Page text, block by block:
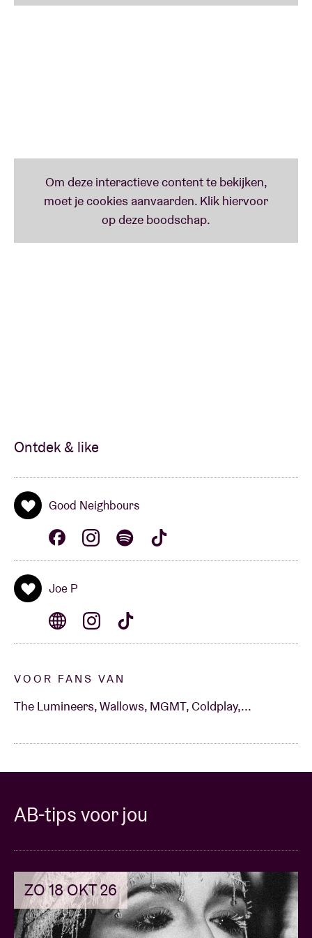
Ontdek & like
Good Neighbours
Joe P
VOOR FANS VAN
The Lumineers, Wallows, MGMT, Coldplay,...
AB-tips voor jou
ZO 18 OKT 26